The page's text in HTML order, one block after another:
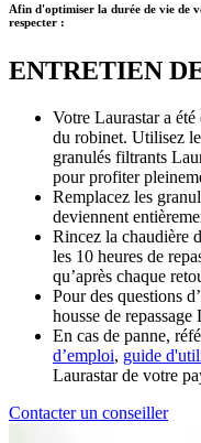
Afin d'optimiser la durée de vie de
respecter :
ENTRETIEN
Votre Laurastar a
du robinet. Utilisez
granulés filtrants
pour profiter
Remplacez les
deviennent
Rincez la chaudière
les 10 heures de
qu’après chaque
Pour des questions
housse de repassage
En cas de panne,
d’emploi, guide
Laurastar de votre
Contacter un conseiller